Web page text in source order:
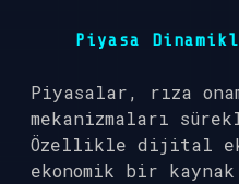
Piyasa
Piyasalar, rıza
mekanizmaları
Özellikle dijital
ekonomik bir